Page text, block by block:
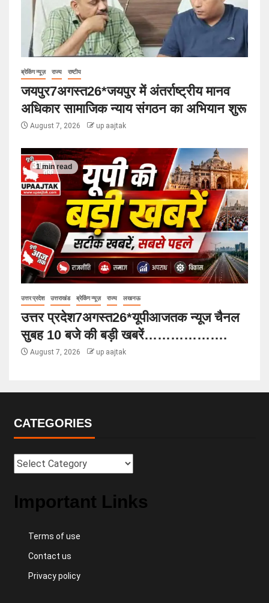
ब्रेकिंग न्यूज़ राज्य राष्टीय
जयपुर7अगस्त26*जयपुर में अंतर्राष्ट्रीय मानव
अधिकार सामाजिक न्याय संगठन का अभियान शुरू
August 7, 2026 up aajtak
1 min read
उत्तर प्रदेश उत्तराखंड ब्रेकिंग न्यूज़ राज्य लखनऊ
उत्तर प्रदेश7अगस्त26*यूपीआजतक न्यूज चैनल
सुबह 10 बजे की बड़ी खबरें……………….
August 7, 2026 up aajtak
CATEGORIES
Important Links
Terms of use
Contact us
Privacy policy